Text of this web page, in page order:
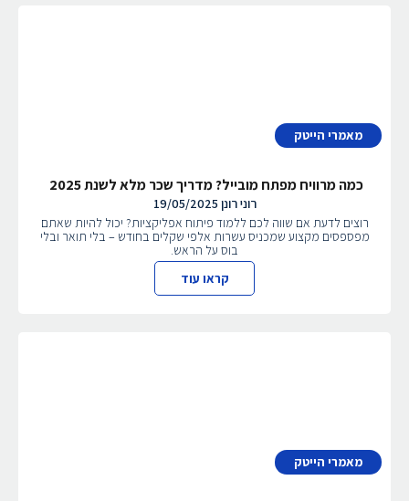
מאמרי הייטק
כמה מרוויח מפתח מובייל? מדריך שכר מלא לשנת 2025
רוני רונן 19/05/2025
רוצים לדעת אם שווה לכם ללמוד פיתוח אפליקציות? יכול להיות שאתם
מפספסים מקצוע שמכניס עשרות אלפי שקלים בחודש – בלי תואר ובלי
בוס על הראש.
קראו עוד
מאמרי הייטק